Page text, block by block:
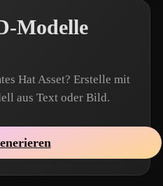
Modelle
Hat Asset? Erstelle mit
aus Text oder Bild.